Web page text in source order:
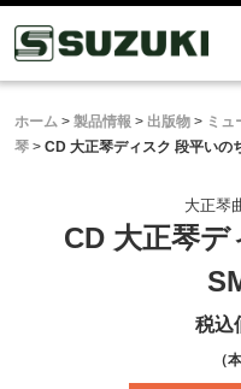
ホーム > 製品情報 > 出版物 > ミ
琴 > CD 大正琴ディスク 段平いの
大正琴
CD 大正琴
税込
（